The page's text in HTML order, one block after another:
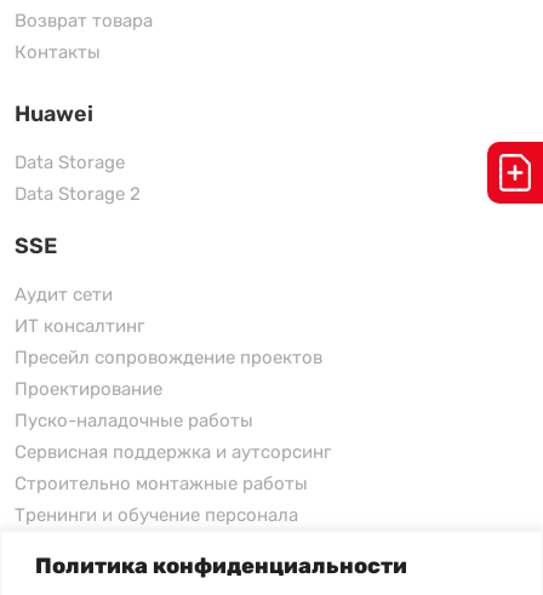
Политика конфиденциальности
Возврат товара
Контакты
Huawei
Data Storage
Data Storage 2
SSE
Аудит сети
ИТ консалтинг
Пресейл сопровождение проектов
Проектирование
Пуско-наладочные работы
Сервисная поддержка и аутсорсинг
Строительно монтажные работы
Тренинги и обучение персонала
xFusion